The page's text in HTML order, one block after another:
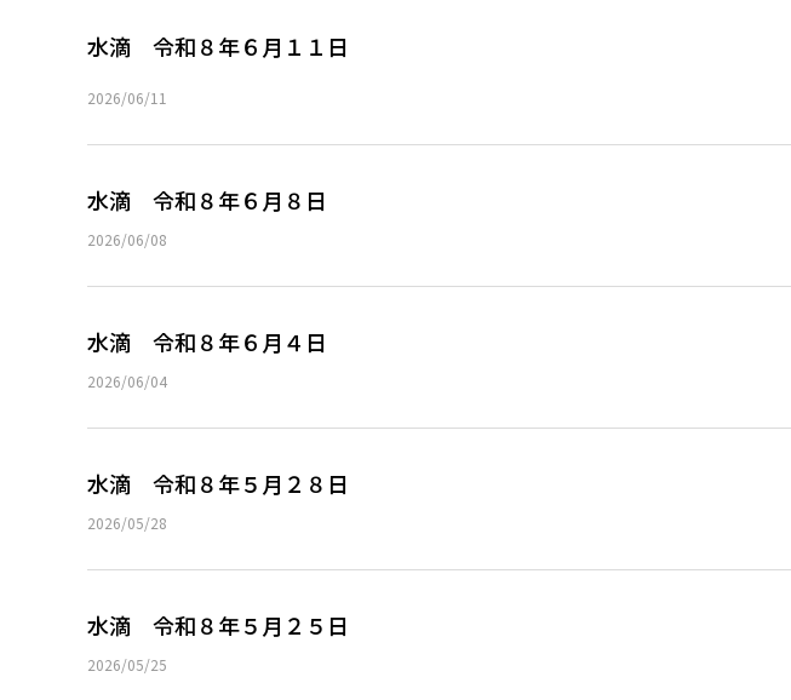
水滴 令和８年６月１１日
2026/06/11
水滴 令和８年６月８日
2026/06/08
水滴 令和８年６月４日
2026/06/04
水滴 令和８年５月２８日
2026/05/28
水滴 令和８年５月２５日
2026/05/25